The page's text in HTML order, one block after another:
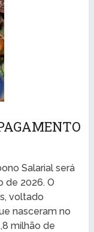
Salarial será
de 2026. O
voltado
nasceram no
milhão de